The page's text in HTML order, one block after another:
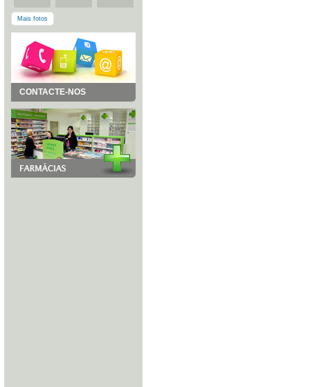
Mais fotos
CONTACTE-NOS